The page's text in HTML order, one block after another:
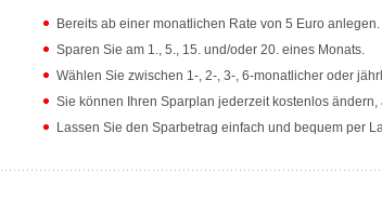
Bereits ab einer monatlichen Rate von 5 Euro anlegen.
Sparen Sie am 1., 5., 15. und/oder 20. eines Monats.
Wählen Sie zwischen 1-, 2-, 3-, 6-monatlicher oder
Sie können Ihren Sparplan jederzeit kostenlos
Lassen Sie den Sparbetrag einfach und bequem per